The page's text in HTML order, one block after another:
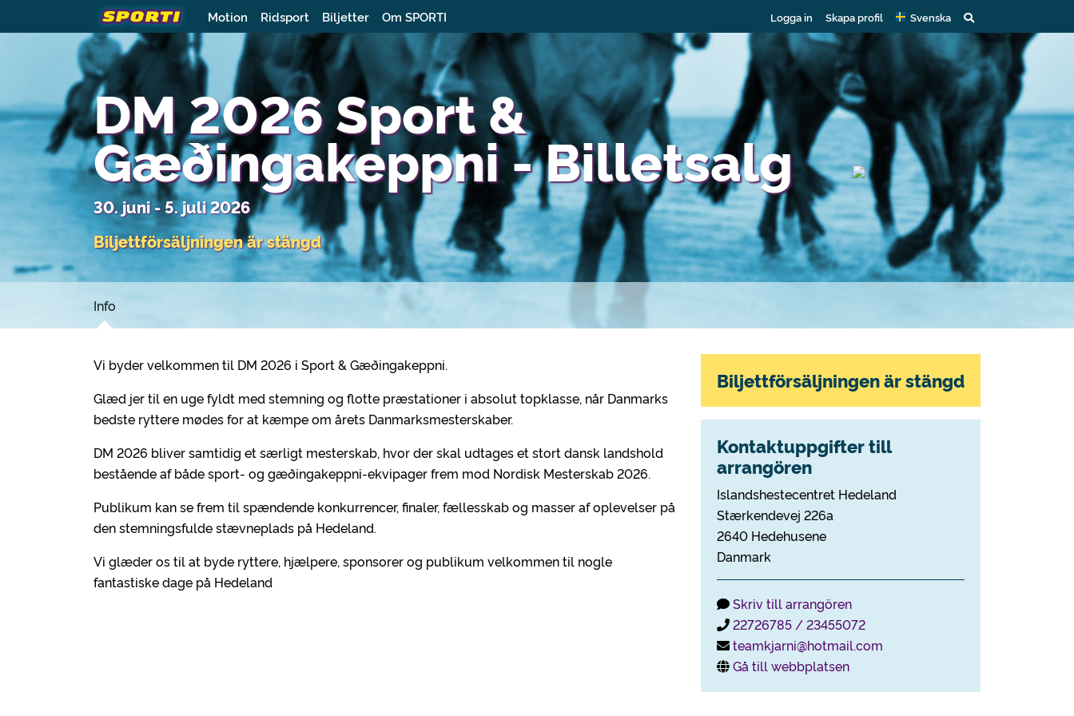
Motion Ridsport Biljetter Om SPORTI Logga in Skapa profil Svenska
DM 2026 Sport &
Gæðingakeppni - Billetsalg
30. juni - 5. juli 2026
Biljettförsäljningen är stängd
Info
Vi byder velkommen til DM 2026 i Sport & Gæðingakeppni.
Glæd jer til en uge fyldt med stemning og flotte præstationer i absolut topklasse, når Danmarks
bedste ryttere mødes for at kæmpe om årets Danmarksmesterskaber.
DM 2026 bliver samtidig et særligt mesterskab, hvor der skal udtages et stort dansk landshold
bestående af både sport- og gæðingakeppni-ekvipager frem mod Nordisk Mesterskab 2026.
Publikum kan se frem til spændende konkurrencer, finaler, fællesskab og masser af oplevelser på
den stemningsfulde stævneplads på Hedeland.
Vi glæder os til at byde ryttere, hjælpere, sponsorer og publikum velkommen til nogle
fantastiske dage på Hedeland
Biljettförsäljningen är stängd
Kontaktuppgifter till
arrangören
Islandshestecentret Hedeland
Stærkendevej 226a
2640 Hedehusene
Danmark
Skriv till arrangören
22726785 / 23455072
teamkjarni@hotmail.com
Gå till webbplatsen